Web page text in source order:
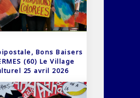
Bons Baisers
(60) Le Village
25 avril 2026